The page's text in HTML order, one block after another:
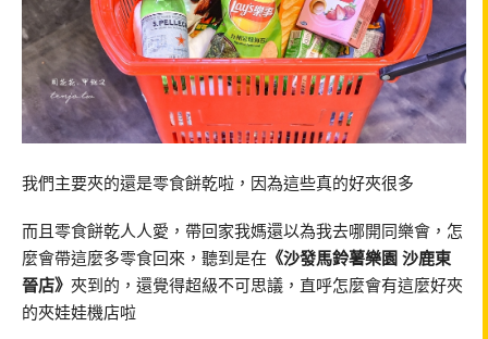
我們主要夾的還是零食餅乾啦，因為這些真的好夾很多
而且零食餅乾人人愛，帶回家我媽還以為我去哪開同樂會，怎
麼會帶這麼多零食回來，聽到是在 《沙發馬鈴薯樂園 沙鹿東
晉店》 夾到的，還覺得超級不可思議，直呼怎麼會有這麼好夾
的夾娃娃機店啦